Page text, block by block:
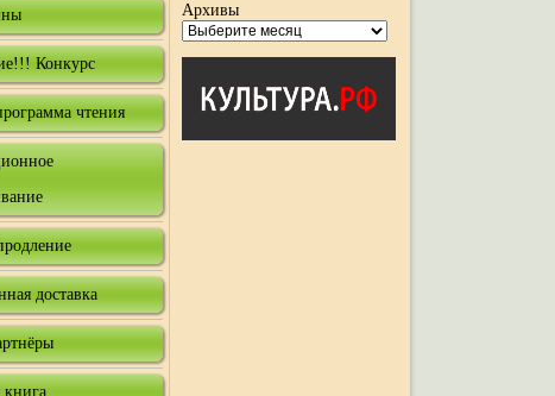
Конкурс
чтения
доставка
книга
Архивы